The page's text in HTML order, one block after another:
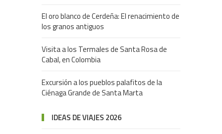
El oro blanco de Cerdeña: El renacimiento de
los granos antiguos
Visita a los Termales de Santa Rosa de
Cabal, en Colombia
Excursión a los pueblos palafitos de la
Ciénaga Grande de Santa Marta
IDEAS DE VIAJES 2026